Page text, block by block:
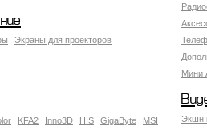
Мини
Экраны для проекторов
Экшн
KFA2 Inno3D HIS GigaByte
MSI